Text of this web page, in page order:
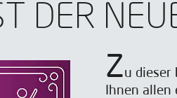
DER
Zu dieser
Ihnen